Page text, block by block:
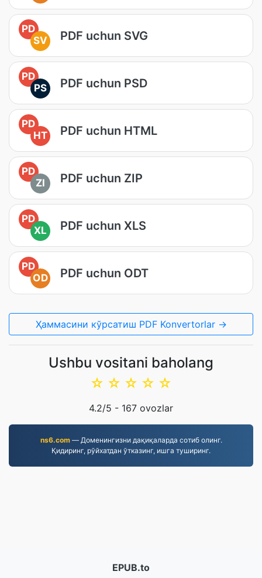
PD
SV
PDF uchun SVG
PD
PS
PDF uchun PSD
PD
HT
PDF uchun HTML
PD
ZI
PDF uchun ZIP
PD
XL
PDF uchun XLS
PD
OD
PDF uchun ODT
Ҳаммасини кўрсатиш PDF Konvertorlar →
Ushbu vositani baholang
☆
☆
☆
☆
☆
4.2/5 - 167 ovozlar
ns6.com— Доменингизни дақиқаларда сотиб олинг.
Қидиринг, рўйхатдан ўтказинг, ишга туширинг.
EPUB.to